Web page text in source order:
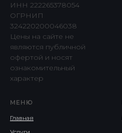
ИНН 222265378054
ОГРНИП
324220200046038
Цены на сайте не
являются публичной
офертой и носят
ознакомительный
характер
МЕНЮ
Главная